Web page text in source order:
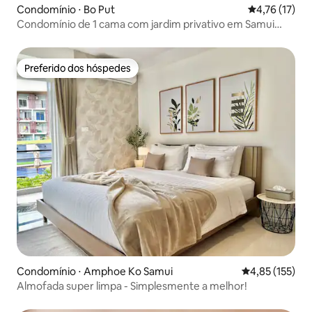
Condomínio ⋅ Bo Put 4,76 de uma
4,76 (17)
Condomínio de 1 cama com jardim privativo em Samui
Preferido dos hóspedes
Preferido dos hóspedes
Condomínio ⋅ Amphoe Ko Samui 4,85 de uma
4,85 (155)
Almofada super limpa - Simplesmente a melhor!